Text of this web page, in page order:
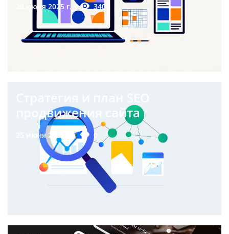
28 июня 2025 г. 340
продвижения сайта
25 июня 2025 г. 0